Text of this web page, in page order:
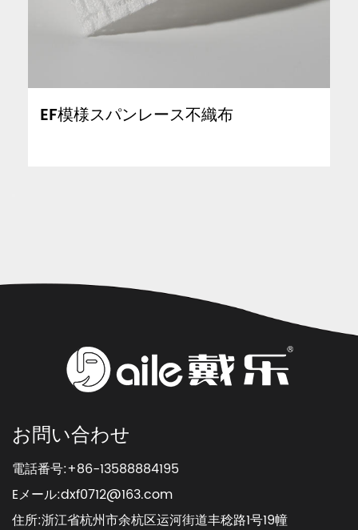
EF模様スパンレース不織布
お問い合わせ
電話番号:+86-13588884195
Eメール:dxf0712@163.com
住所:浙江省杭州市余杭区运河街道丰稔路1号19幢